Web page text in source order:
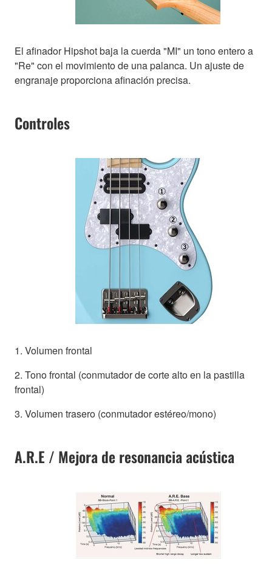
El afinador Hipshot baja la cuerda "MI" un tono entero a
"Re" con el movimiento de una palanca. Un ajuste de
engranaje proporciona afinación precisa.
Controles
1. Volumen frontal
2. Tono frontal (conmutador de corte alto en la pastilla
frontal)
3. Volumen trasero (conmutador estéreo/mono)
A.R.E / Mejora de resonancia acústica